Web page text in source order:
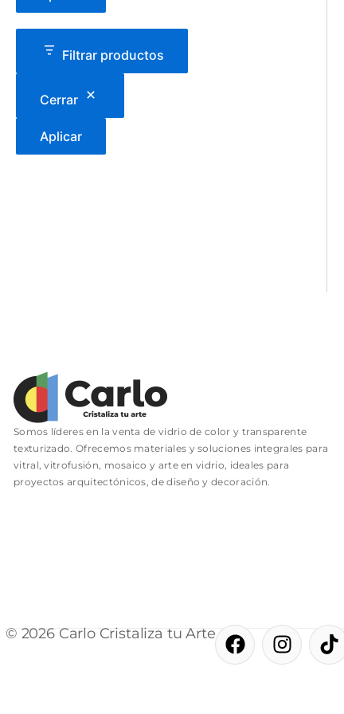
Filtrar productos
Cerrar
Aplicar
Somos líderes en la venta de vidrio de color y transparente
texturizado. Ofrecemos materiales y soluciones integrales para
vitral, vitrofusión, mosaico y arte en vidrio, ideales para
proyectos arquitectónicos, de diseño y decoración.
© 2026 Carlo Cristaliza tu Arte
F
a
I
n
T
i